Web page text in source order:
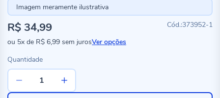
Imagem meramente ilustrativa
373952-1
R$ 34,99
ou 5x de R$ 6,99 sem jurosVer opções
Quantidade